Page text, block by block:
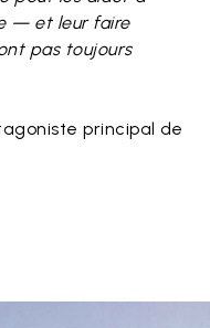
— et leur faire
pas toujours
principal de